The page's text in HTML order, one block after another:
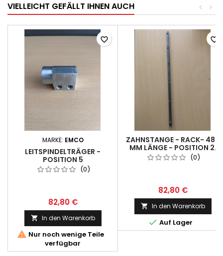
VIELLEICHT GEFÄLLT IHNEN AUCH >
<
MARKE: EMCO
LEITSPINDELTRÄGER -
POSITION 5
(0)
82,80 €
 In den Warenkorb
 Nur noch wenige Teile
verfügbar
favorite_border
ZAHNSTANGE - RACK- 485
MM LÄNGE - POSITION 2.
(0)
82,80 €
 In den Warenkorb
 Auf Lager
favorite_border